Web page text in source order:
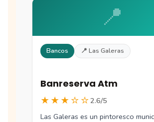
📍
Bancos 📍 Las Galeras
Banreserva Atm
★★★☆☆2.6/5
Las Galeras es un pintoresco